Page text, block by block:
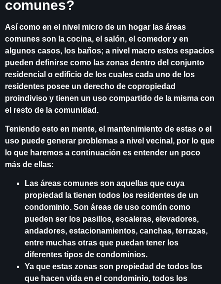
comunes?
Así como en el nivel micro de un hogar las áreas
comunes son la cocina, el salón, el comedor y en
algunos casos, los baños; a nivel macro estos espacios
pueden definirse como las zonas dentro del conjunto
residencial o edificio de los cuales cada uno de los
residentes posee un derecho de copropiedad
proindiviso y tienen un uso compartido de la misma con
el resto de la comunidad.
Teniendo esto en mente, el mantenimiento de estas o el
uso puede generar problemas a nivel vecinal, por lo que
lo que haremos a continuación es entender un poco
más de ellas:
Las áreas comunes son aquellas que cuya
propiedad la tienen todos los residentes de un
condominio. Son áreas de uso común como
pueden ser los pasillos, escaleras, elevadores,
andadores, estacionamientos, canchas, terrazas,
entre muchas otras que puedan tener los
diferentes tipos de condominios.
Ya que estas zonas son propiedad de todos los
que hacen vida en el condominio, todos los